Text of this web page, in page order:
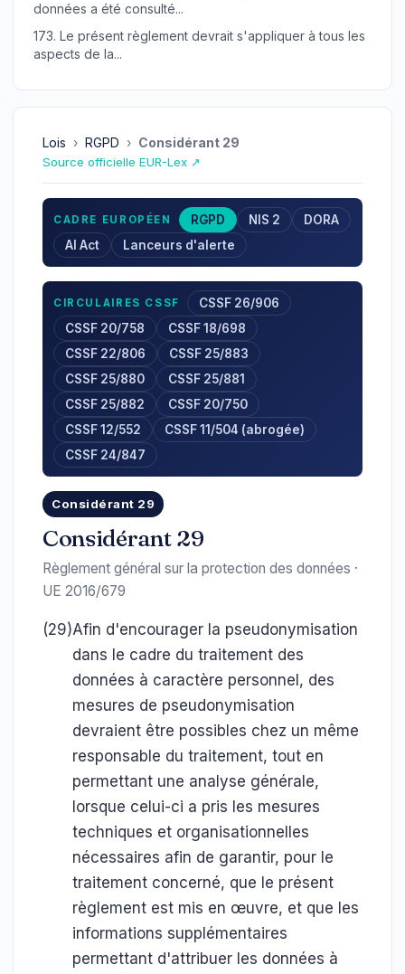
données a été consulté...
173. Le présent règlement devrait s'appliquer à tous les
aspects de la...
Lois › RGPD › Considérant 29
Source officielle EUR-Lex ↗
CADRE EUROPÉEN RGPD NIS 2
DORA
AI Act
Lanceurs d'alerte
CIRCULAIRES CSSF
CSSF 26/906
CSSF 20/758
CSSF 18/698
CSSF 22/806
CSSF 25/883
CSSF 25/880
CSSF 25/881
CSSF 25/882
CSSF 20/750
CSSF 12/552
CSSF 11/504 (abrogée)
CSSF 24/847
Considérant 29
Considérant 29
Règlement général sur la protection des données ·
UE 2016/679
(29)Afin d'encourager la pseudonymisation
dans le cadre du traitement des
données à caractère personnel, des
mesures de pseudonymisation
devraient être possibles chez un même
responsable du traitement, tout en
permettant une analyse générale,
lorsque celui-ci a pris les mesures
techniques et organisationnelles
nécessaires afin de garantir, pour le
traitement concerné, que le présent
règlement est mis en œuvre, et que les
informations supplémentaires
permettant d'attribuer les données à